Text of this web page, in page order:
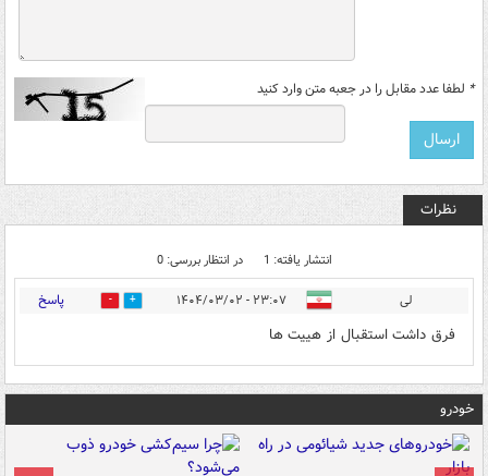
* لطفا عدد مقابل را در جعبه متن وارد کنید
نظرات
انتشار یافته: 1 در انتظار بررسی: 0
لی ۲۳:۰۷ - ۱۴۰۴/۰۳/۰۲ 0 پاسخ
فرق داشت استقبال از هییت ها
خودرو